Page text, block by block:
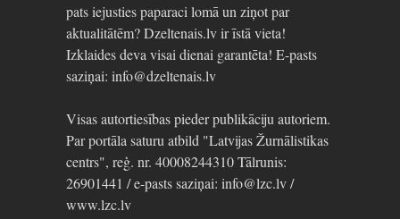
pats iejusties paparaci lomā un ziņot par
aktualitātēm? Dzeltenais.lv ir īstā vieta!
Izklaides deva visai dienai garantēta! E-pasts
saziņai: info@dzeltenais.lv
Visas autortiesības pieder publikāciju autoriem.
Par portāla saturu atbild "Latvijas Žurnālistikas
centrs", reģ. nr. 40008244310 Tālrunis:
26901441 / e-pasts saziņai: info@lzc.lv /
www.lzc.lv